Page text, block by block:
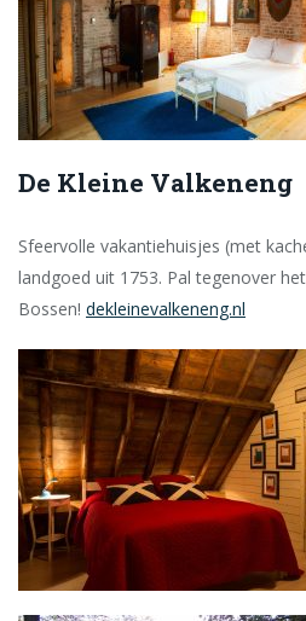
De Kleine Valkeneng
Sfeervolle vakantiehuisjes (met
landgoed uit 1753. Pal tegenover
Bossen! dekleinevalkeneng.nl